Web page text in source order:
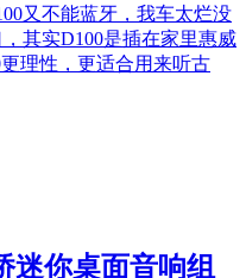
又不能蓝牙，我车太烂没
其实D100是插在家里惠威
理性，更适合用来听古
迷你桌面音响组